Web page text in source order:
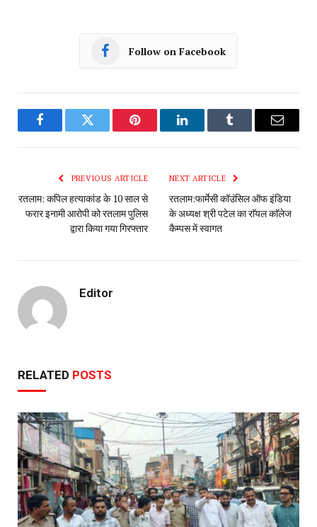
Follow on Facebook
FacebookTwitter Pinterest LinkedInTumblr Email
PREVIOUS ARTICLE
रतलाम: कपिल हत्याकांड के 10 साल से
फरार इनामी आरोपी को रतलाम पुलिस
द्वारा किया गया गिरफ्तार
NEXT ARTICLE
रतलाम:फार्मेसी कॉउंसिल ऑफ इंडिया
के अध्यक्ष श्री पटेल का राॅयल काॅलेज
कैम्पस में स्वागत
Editor
RELATED POSTS